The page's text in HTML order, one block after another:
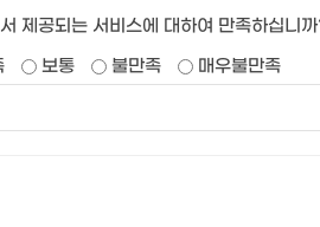
제공되는 서비스에 대하여 만족하십니
보통 불만족 매우불만족